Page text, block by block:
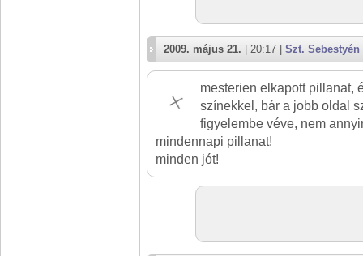
2009. május 21. | 20:17 | Szt. Sebestyén
mesterien elkapott pillanat,
színekkel, bár a jobb oldal
figyelembe véve, nem
mindennapi pillanat!
minden jót!